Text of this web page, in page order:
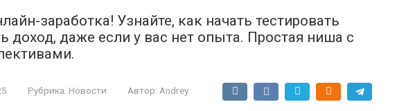
заработка! Узнайте, как начать тестировать
доход, даже если у вас нет опыта. Простая ниша с
Рубрика: Новости Автор: Andrey